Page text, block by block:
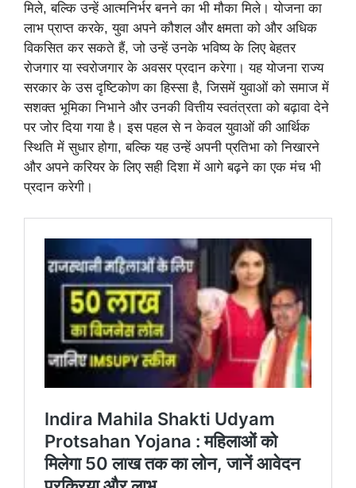
मिले, बल्कि उन्हें आत्मनिर्भर बनने का भी मौका मिले। योजना का
लाभ प्राप्त करके, युवा अपने कौशल और क्षमता को और अधिक
विकसित कर सकते हैं, जो उन्हें उनके भविष्य के लिए बेहतर
रोजगार या स्वरोजगार के अवसर प्रदान करेगा। यह योजना राज्य
सरकार के उस दृष्टिकोण का हिस्सा है, जिसमें युवाओं को समाज में
सशक्त भूमिका निभाने और उनकी वित्तीय स्वतंत्रता को बढ़ावा देने
पर जोर दिया गया है। इस पहल से न केवल युवाओं की आर्थिक
स्थिति में सुधार होगा, बल्कि यह उन्हें अपनी प्रतिभा को निखारने
और अपने करियर के लिए सही दिशा में आगे बढ़ने का एक मंच भी
प्रदान करेगी।